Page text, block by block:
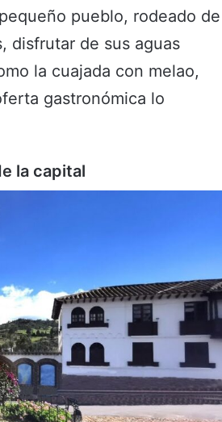
pueblo, rodeado de
disfrutar de sus aguas
la cuajada con melao,
gastronómica lo
la capital